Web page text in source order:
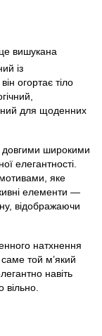
вишукана
, він огортає тіло
для щоденних
довгими широкими
елегантності.
, яке
, відображаючи
натхнення
той м’який
навіть